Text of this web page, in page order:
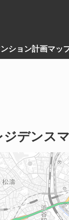
ション計画マッ
ジデンス